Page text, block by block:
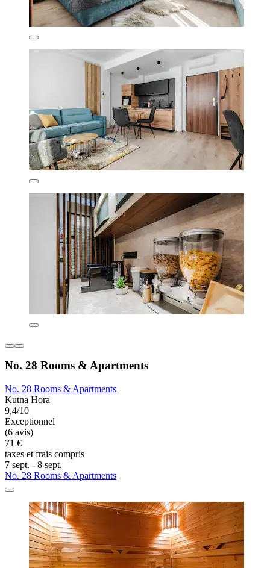
No. 28 Rooms & Apartments
No. 28 Rooms & Apartments
Kutna Hora
9,4/10
Exceptionnel
(6 avis)
71 €
taxes et frais compris
7 sept. - 8 sept.
No. 28 Rooms & Apartments